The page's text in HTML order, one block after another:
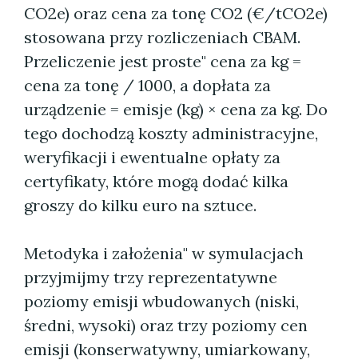
CO2e) oraz cena za tonę CO2 (€/tCO2e)
stosowana przy rozliczeniach CBAM.
Przeliczenie jest proste" cena za kg =
cena za tonę / 1000, a dopłata za
urządzenie = emisje (kg) × cena za kg. Do
tego dochodzą koszty administracyjne,
weryfikacji i ewentualne opłaty za
certyfikaty, które mogą dodać kilka
groszy do kilku euro na sztuce.
Metodyka i założenia" w symulacjach
przyjmijmy trzy reprezentatywne
poziomy emisji wbudowanych (niski,
średni, wysoki) oraz trzy poziomy cen
emisji (konserwatywny, umiarkowany,